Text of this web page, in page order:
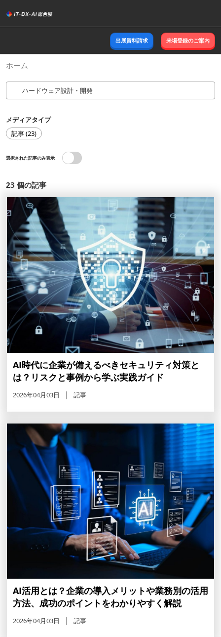
キ
ッ
し
て
進
出展資料請求 来場登録のご案内
ホーム
メディアタイプ
記事 (23)
選択された記事のみ表示
23 個の記事
AI時代に企業が備えるべきセキュリティ対策と
は？リスクと事例から学ぶ実践ガイド
2026年04月03日 記事
AI活用とは？企業の導入メリットや業務別の活用
方法、成功のポイントをわかりやすく解説
2026年04月03日 記事